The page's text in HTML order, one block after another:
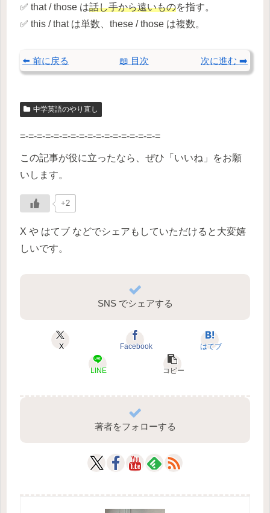
✅ that / those は話し手から遠いものを指す。
✅ this / that は単数、these / those は複数。
⬅️ 前に戻る 📖 目次 次に進む ➡️
中学英語のやり直し
=-=-=-=-=-=-=-=-=-=-=-=-=-=-=-=-=
この記事が役に立ったなら、ぜひ「いいね」をお願
いします。
+2
X や はてブ などでシェアもしていただけると大変嬉
しいです。
SNS でシェアする
X Facebook はてブ
LINE コピー
著者をフォローする